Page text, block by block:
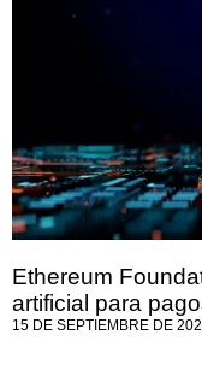
Ethereum
artificial para
15 DE SEPTIEMBRE DE